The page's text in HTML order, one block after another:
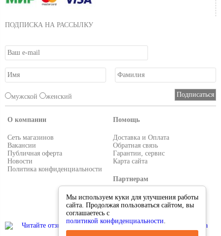
ПОДПИСКА НА РАССЫЛКУ
мужской женский
О компании
Сеть магазинов
Вакансии
Публичная оферта
Новости
Политика конфиденциальности
Помощь
Доставка и Оплата
Обратная связь
Гарантии, сервис
Карта сайта
Партнерам
Условия работы
Реквизиты
Мы используем куки для улучшения работы
сайта. Продолжая пользоваться сайтом, вы
соглашаетесь с
политикой конфиденциальности.